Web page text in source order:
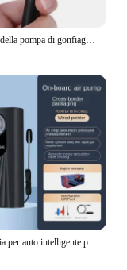
Estensione della pompa di gonfiaggio dell'auto tubo di gonfiaggio estensione del pneumatico gonfiatore rapido adattatore a spirale della pompa di gonfiaggio del tubo
Pompa d'aria per auto intelligente per bicicletta per auto Pompa d'aria plug-in wireless Pompa d'aria per auto da strada Gonfiatore ad alta pressione per pneumatici elettrici per biciclette